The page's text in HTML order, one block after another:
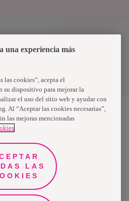
y condiciones
- una compañía global líder en
servicios y soluciones. Nuestro
el bienestar en beneficio de
clientes y la sociedad en
150 países bajo las
y Tork, así como otras marcas
Knix, Leukoplast, Libero, Libresse,
Tempo, TOM Organic y Zewa. En
13 mil millones de
una experiencia más
las cookies”, acepta el
su dispositivo para mejorar la
el uso del sitio web y ayudar con
Al “Aceptar las cookies necesarias”,
las mejoras mencionadas
LAS